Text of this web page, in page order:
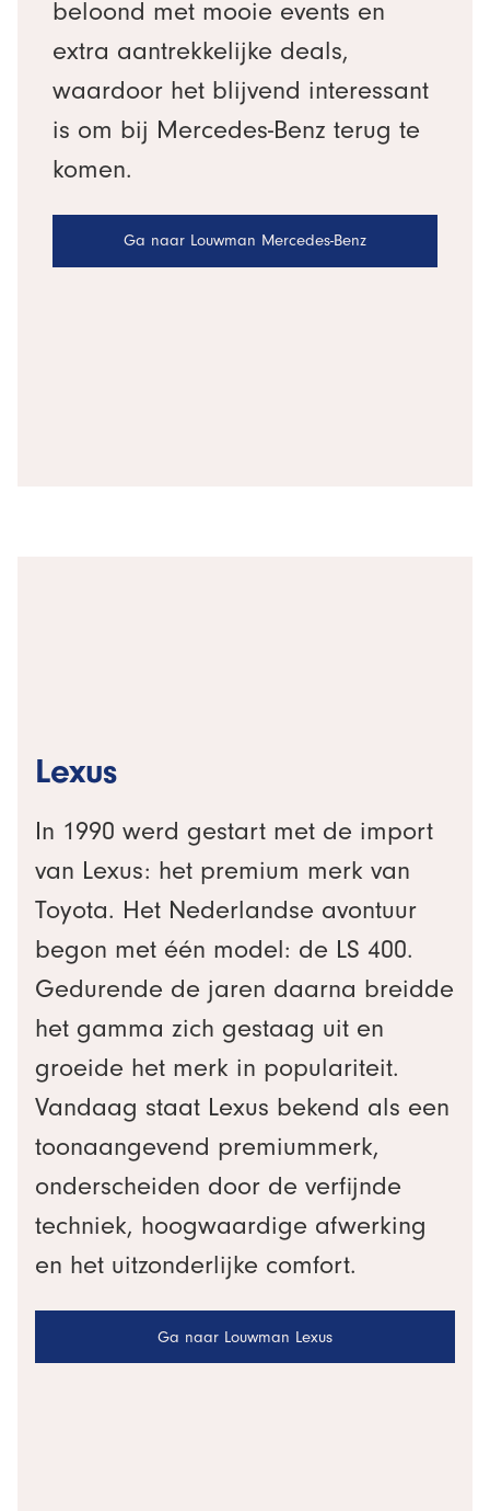
beloond met mooie events en
extra aantrekkelijke deals,
waardoor het blijvend interessant
is om bij Mercedes-Benz terug te
komen.
Ga naar Louwman Mercedes-Benz
Lexus
In 1990 werd gestart met de import
van Lexus: het premium merk van
Toyota. Het Nederlandse avontuur
begon met één model: de LS 400.
Gedurende de jaren daarna breidde
het gamma zich gestaag uit en
groeide het merk in populariteit.
Vandaag staat Lexus bekend als een
toonaangevend premiummerk,
onderscheiden door de verfijnde
techniek, hoogwaardige afwerking
en het uitzonderlijke comfort.
Ga naar Louwman Lexus